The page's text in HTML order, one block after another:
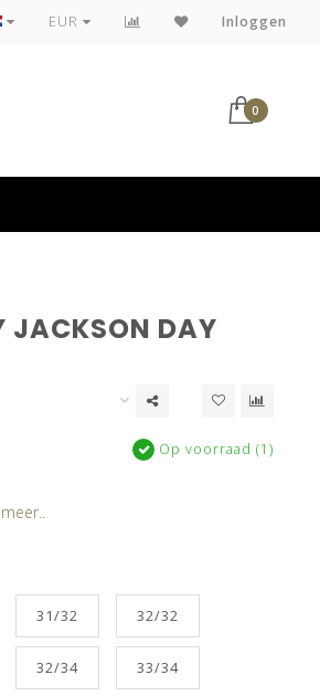
kan jouw bestelling retour
EUR Inloggen
0
JACKSON DAY
Op voorraad (1)
31/32 32/32
32/34 33/34